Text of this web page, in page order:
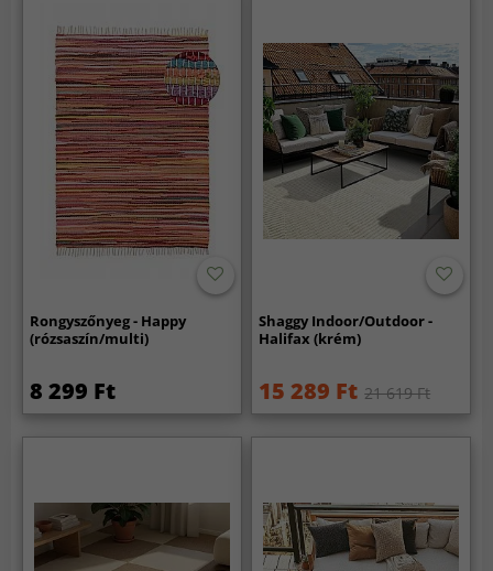
Rongyszőnyeg - Happy
(rózsaszín/multi)
8 299 Ft
Shaggy Indoor/Outdoor -
Halifax (krém)
15 289 Ft 21 619 Ft